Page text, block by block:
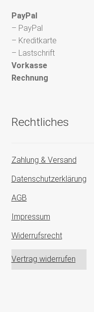
PayPal
– PayPal
– Kreditkarte
– Lastschrift
Vorkasse
Rechnung
Rechtliches
Zahlung & Versand
Datenschutzerklärung
AGB
Impressum
Widerrufsrecht
Vertrag widerrufen